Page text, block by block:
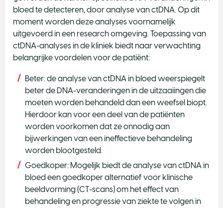
bloed te detecteren, door analyse van ctDNA. Op dit
moment worden deze analyses voornamelijk
uitgevoerd in een research omgeving. Toepassing van
ctDNA-analyses in de kliniek biedt naar verwachting
belangrijke voordelen voor de patiënt:
Beter: de analyse van ctDNA in bloed weerspiegelt
beter de DNA-veranderingen in de uitzaaiingen die
moeten worden behandeld dan een weefsel biopt.
Hierdoor kan voor een deel van de patiënten
worden voorkomen dat ze onnodig aan
bijwerkingen van een ineffectieve behandeling
worden blootgesteld.
Goedkoper: Mogelijk biedt de analyse van ctDNA in
bloed een goedkoper alternatief voor klinische
beeldvorming (CT-scans) om het effect van
behandeling en progressie van ziekte te volgen in